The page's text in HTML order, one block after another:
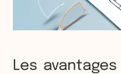
Les